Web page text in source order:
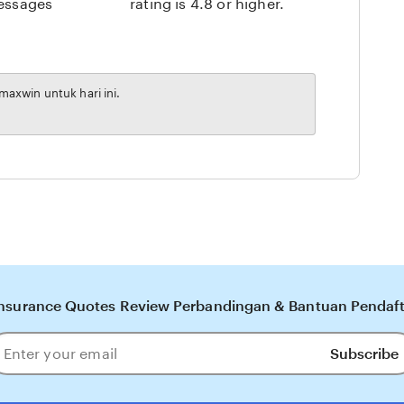
rating is 4.8 or higher.
untuk hari ini.
Quotes Review Perbandingan & Bantuan
Subscribe